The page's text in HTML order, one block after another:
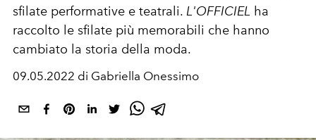
sfilate performative e teatrali. L'OFFICIEL ha
raccolto le sfilate più memorabili che hanno
cambiato la storia della moda.
09.05.2022 di Gabriella Onessimo